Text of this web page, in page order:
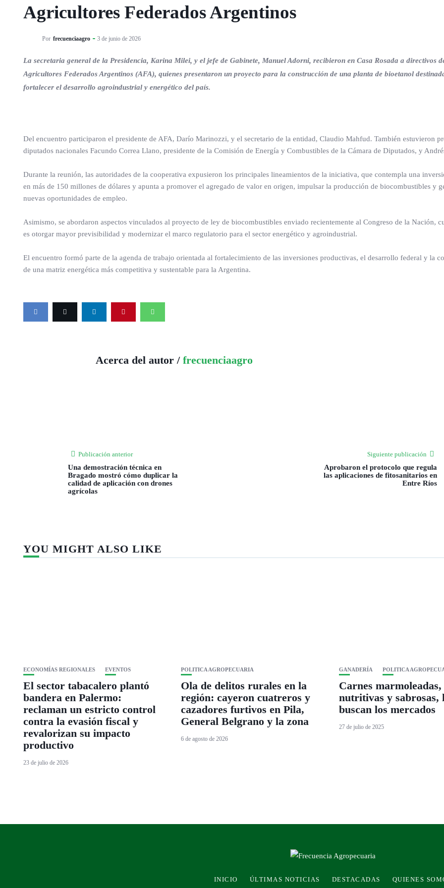
Agricultores Federados Argentinos
Por frecuenciaagro 3 de junio de 2026
La secretaria general de la Presidencia, Karina Milei, y el jefe de Gabinete, Manuel Adorni, recibieron en Casa Rosada a directivos
Agricultores Federados Argentinos (AFA), quienes presentaron un proyecto para la construcción de una planta de bioetanol
fortalecer el desarrollo agroindustrial y energético del país.
Del encuentro participaron el presidente de AFA, Darío Marinozzi, y el secretario de la entidad, Claudio Mahfud. También estuvieron
diputados nacionales Facundo Correa Llano, presidente de la Comisión de Energía y Combustibles de la Cámara de Diputados, y
Durante la reunión, las autoridades de la cooperativa expusieron los principales lineamientos de la iniciativa, que contempla una
en más de 150 millones de dólares y apunta a promover el agregado de valor en origen, impulsar la producción de biocombustibles y
nuevas oportunidades de empleo.
Asimismo, se abordaron aspectos vinculados al proyecto de ley de biocombustibles enviado recientemente al Congreso de la Nación,
es otorgar mayor previsibilidad y modernizar el marco regulatorio para el sector energético y agroindustrial.
El encuentro formó parte de la agenda de trabajo orientada al fortalecimiento de las inversiones productivas, el desarrollo federal y la
de una matriz energética más competitiva y sustentable para la Argentina.
Acerca del autor / frecuenciaagro
Publicación anterior
Una demostración técnica en
Bragado mostró cómo duplicar la
calidad de aplicación con drones
agrícolas
Siguiente publicación
Aprobaron el protocolo que regula
las aplicaciones de fitosanitarios en
Entre Ríos
YOU MIGHT ALSO LIKE
ECONOMÍAS REGIONALES EVENTOS
El sector tabacalero plantó
bandera en Palermo:
reclaman un estricto control
contra la evasión fiscal y
revalorizan su impacto
productivo
23 de julio de 2026
POLITICA AGROPECUARIA
Ola de delitos rurales en la
región: cayeron cuatreros y
cazadores furtivos en Pila,
General Belgrano y la zona
6 de agosto de 2026
GANADERÍA POLITICA
Carnes marmoleadas,
nutritivas y sabrosas,
buscan los mercados
27 de julio de 2025
INICIO ÚLTIMAS NOTICIAS DESTACADAS QUIENES